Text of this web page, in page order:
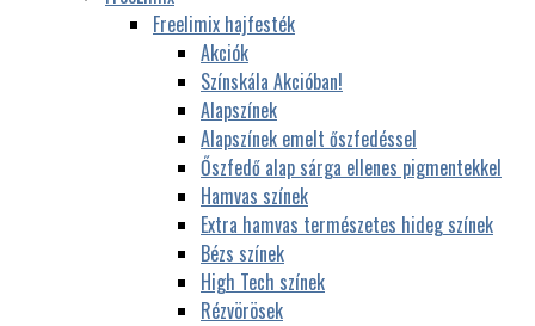
Freelimix hajfesték
Akciók
Színskála Akcióban!
Alapszínek
Alapszínek emelt őszfedéssel
Őszfedő alap sárga ellenes pigmentekkel
Hamvas színek
Extra hamvas természetes hideg színek
Bézs színek
High Tech színek
Rézvörösek